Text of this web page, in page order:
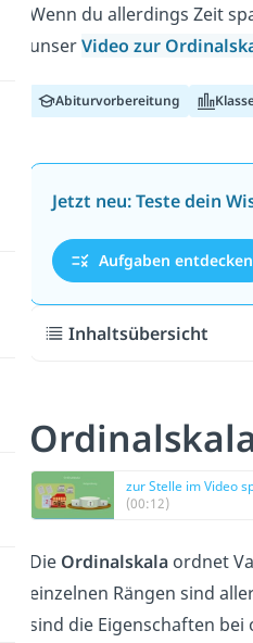
Wenn du allerdings Zeit
unserVideo zur
Abiturvorbereitung
Jetzt neu: Teste dein
Aufgaben entdecken
Inhaltsübersicht
zur Stelle im Video
(00:12)
Die Ordinalskala ordnet
einzelnen Rängen sind
sind die Eigenschaften